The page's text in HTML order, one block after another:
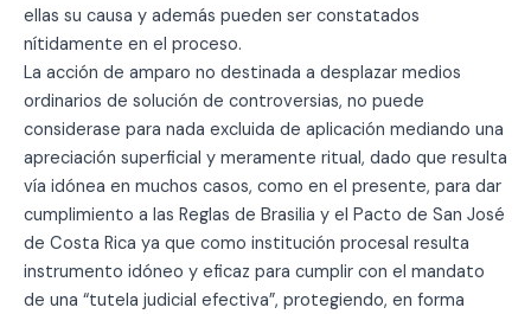
ellas su causa y además pueden ser constatados
nítidamente en el proceso.
La acción de amparo no destinada a desplazar medios
ordinarios de solución de controversias, no puede
considerase para nada excluida de aplicación mediando una
apreciación superficial y meramente ritual, dado que resulta
vía idónea en muchos casos, como en el presente, para dar
cumplimiento a las Reglas de Brasilia y el Pacto de San José
de Costa Rica ya que como institución procesal resulta
instrumento idóneo y eficaz para cumplir con el mandato
de una “tutela judicial efectiva”, protegiendo, en forma